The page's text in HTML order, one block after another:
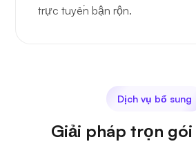
trực tuyến bận rộn.
Dịch vụ bổ sung
Giải pháp trọn gói